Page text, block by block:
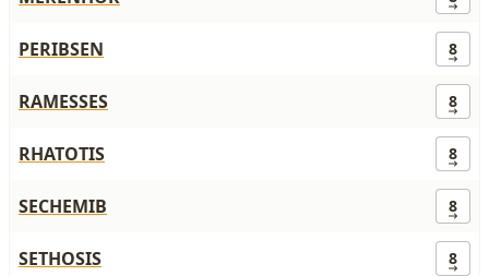
PERIBSEN 8
RAMESSES 8
RHATOTIS 8
SECHEMIB 8
SETHOSIS 8